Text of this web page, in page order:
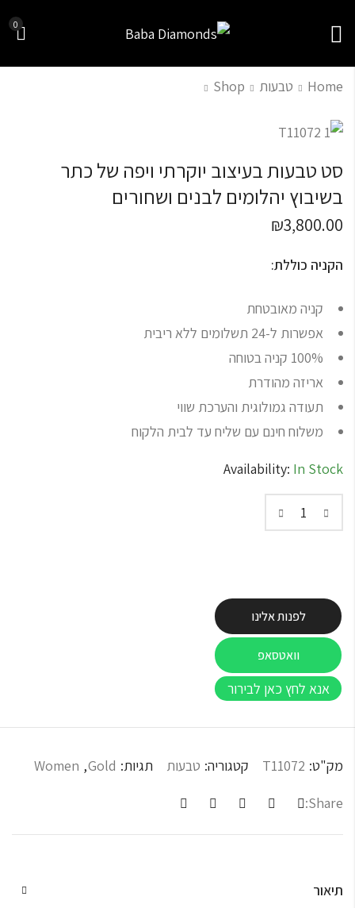
0
Home
Shop טבעות
₪3,800.00
₪42,500.00
סט טבעות בעיצוב יוקרתי ויפה של כתר
בשיבוץ יהלומים לבנים ושחורים
₪3,800.00
הקניה כוללת:
קניה מאובטחת
אפשרות ל-24 תשלומים ללא ריבית
100% קניה בטוחה
אריזה מהודרת
תעודה גמולוגית והערכת שווי
משלוח חינם עם שליח עד לבית הלקוח
Availability: In Stock
לפנות אלינו
וואטסאפ
אנא לחץ כאן לבירור
מק"ט: T11072 קטגוריה: טבעות תגיות: Gold
,
Women
Share:
תיאור